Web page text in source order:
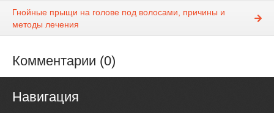
Гнойные прыщи на голове под волосами, причины и
методы лечения
Комментарии (0)
Навигация